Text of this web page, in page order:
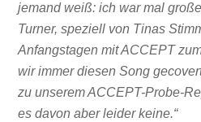
jemand weiß: ich war mal
Turner, speziell von Tinas
Anfangstagen mit ACCEPT
wir immer diesen Song
zu unserem ACCEPT-Probe-
es davon aber leider keine.“